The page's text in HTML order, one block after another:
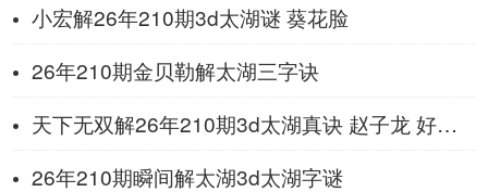
小宏解26年210期3d太湖谜 葵花脸
26年210期金贝勒解太湖三字诀
天下无双解26年210期3d太湖真诀 赵子龙 好大胆
26年210期瞬间解太湖3d太湖字谜